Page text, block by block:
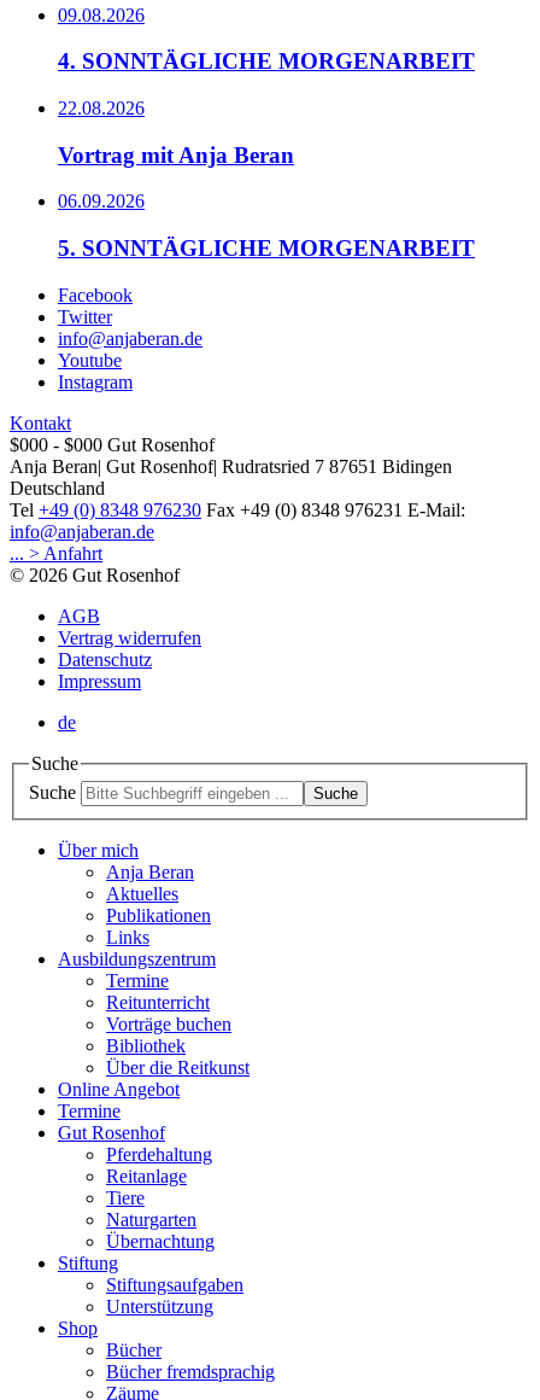
09.08.2026
4. SONNTÄGLICHE MORGENARBEIT
22.08.2026
Vortrag mit Anja Beran
06.09.2026
5. SONNTÄGLICHE MORGENARBEIT
Facebook
Twitter
info@anjaberan.de
Youtube
Instagram
Kontakt
$000 - $000 Gut Rosenhof
Anja Beran| Gut Rosenhof| Rudratsried 7 87651 Bidingen
Deutschland
Tel +49 (0) 8348 976230 Fax +49 (0) 8348 976231 E-Mail:
info@anjaberan.de
... > Anfahrt
© 2026 Gut Rosenhof
AGB
Vertrag widerrufen
Datenschutz
Impressum
de
Suche
Suche
Suche
Über mich
Anja Beran
Aktuelles
Publikationen
Links
Ausbildungszentrum
Termine
Reitunterricht
Vorträge buchen
Bibliothek
Über die Reitkunst
Online Angebot
Termine
Gut Rosenhof
Pferdehaltung
Reitanlage
Tiere
Naturgarten
Übernachtung
Stiftung
Stiftungsaufgaben
Unterstützung
Shop
Bücher
Bücher fremdsprachig
Zäume